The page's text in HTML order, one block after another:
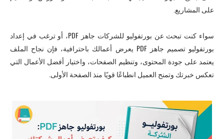
على المشاريع.
سواء كنت تبحث عن بورتفوليو للشركات جاهز PDF، أو ترغب في إعداد
بورتفوليو تصميم جاهز PDF يعرض أعمالك باحترافية، فإن نجاح الملف
يعتمد على جودة المحتوى، وتنظيم الصفحات، واختيار أفضل الأعمال التي
تعكس خبرتك وتمنح العميل انطباعًا قويًا منذ الصفحة الأولى.